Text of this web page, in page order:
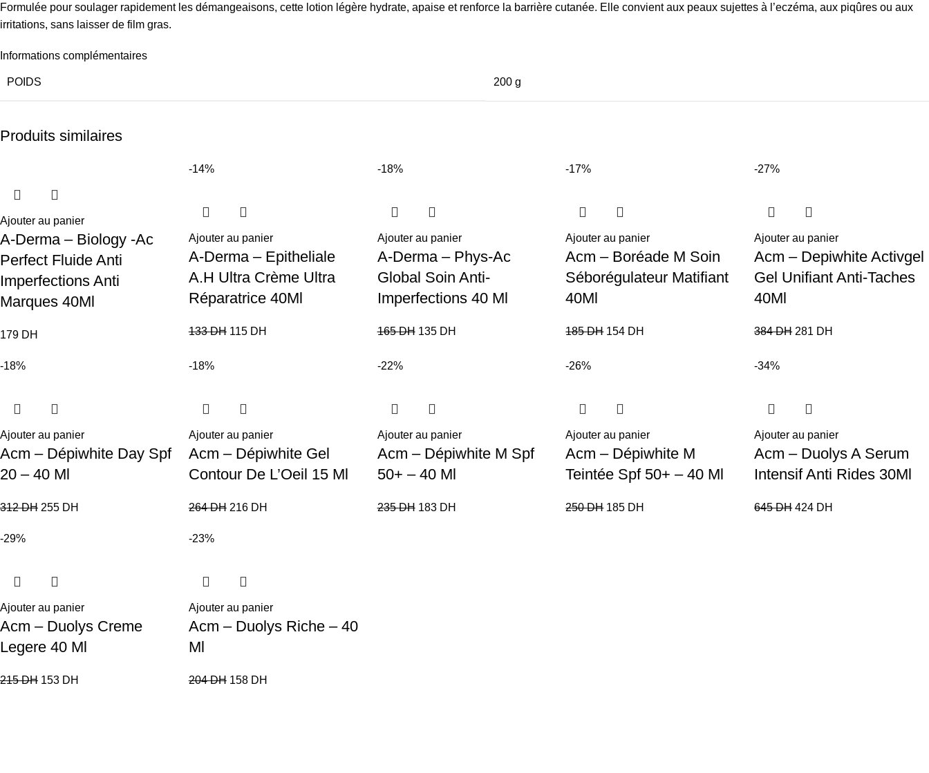
Formulée pour soulager rapidement les démangeaisons, cette lotion légère hydrate, apaise et renforce la barrière cutanée. Elle convient aux peaux sujettes à l’eczéma, aux piqûres ou aux
irritations, sans laisser de film gras.
Informations complémentaires
POIDS 200 g
Produits similaires
Ajouter au panier
A-Derma – Biology -Ac
Perfect Fluide Anti
Imperfections Anti
Marques 40Ml
179 DH
-14%
Ajouter au panier
A-Derma – Epitheliale
A.H Ultra Crème Ultra
Réparatrice 40Ml
133DH 115 DH
-18%
Ajouter au panier
A-Derma – Phys-Ac
Global Soin Anti-
Imperfections 40 Ml
165DH 135 DH
-17%
Ajouter au panier
Acm – Boréade M Soin
Séborégulateur Matifiant
40Ml
185DH 154 DH
-27%
Ajouter au panier
Acm – Depiwhite Activgel
Gel Unifiant Anti-Taches
40Ml
384DH 281 DH
-18%
Ajouter au panier
Acm – Dépiwhite Day Spf
20 – 40 Ml
312DH 255 DH
-18%
Ajouter au panier
Acm – Dépiwhite Gel
Contour De L’Oeil 15 Ml
264DH 216 DH
-22%
Ajouter au panier
Acm – Dépiwhite M Spf
50+ – 40 Ml
235DH 183 DH
-26%
Ajouter au panier
Acm – Dépiwhite M
Teintée Spf 50+ – 40 Ml
250DH 185 DH
-34%
Ajouter au panier
Acm – Duolys A Serum
Intensif Anti Rides 30Ml
645DH 424 DH
-29%
Ajouter au panier
Acm – Duolys Creme
Legere 40 Ml
215DH 153 DH
-23%
Ajouter au panier
Acm – Duolys Riche – 40
Ml
204DH 158 DH